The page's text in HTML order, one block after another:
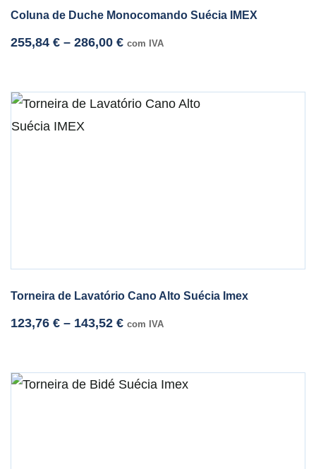
Coluna de Duche Monocomando Suécia IMEX
255,84 € – 286,00 € com IVA
Torneira de Lavatório Cano Alto Suécia Imex
123,76 € – 143,52 € com IVA